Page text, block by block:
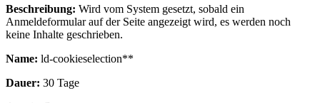
Beschreibung: Wird vom System gesetzt, sobald ein
Anmeldeformular auf der Seite angezeigt wird, es werden noch
keine Inhalte geschrieben.
Name: ld-cookieselection**
Dauer: 30 Tage